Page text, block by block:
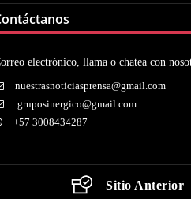
electrónico, llama o chatea con
nuestrasnoticiasprensa@gmail.com
gruposinergico@gmail.com
+57 3008434287
Sitio Anterior